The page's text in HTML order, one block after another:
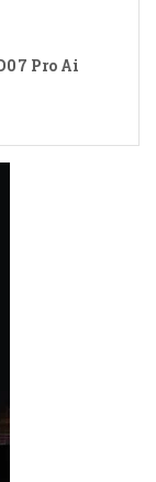
Pro Ai